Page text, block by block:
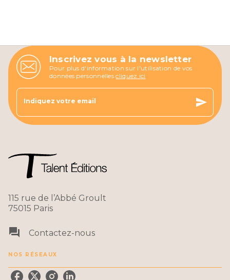
Inscrivez vous à la newsletter
Pour plus d'information sur l'utilisation de vos
données personnellescliquez ici
Indiquez votre email send
115 rue de l’Abbé Groult
75015 Paris
question_answer Contactez-nous
NOS RÉSEAUX